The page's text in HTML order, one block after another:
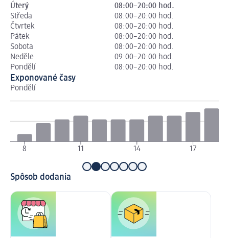
Úterý
08:00–20:00 hod.
Středa
08:00–20:00 hod.
Čtvrtek
08:00–20:00 hod.
Pátek
08:00–20:00 hod.
Sobota
08:00–20:00 hod.
Neděle
09:00–20:00 hod.
Pondělí
08:00–20:00 hod.
Exponované časy
Pondělí
8 11 14 17
Spôsob dodania